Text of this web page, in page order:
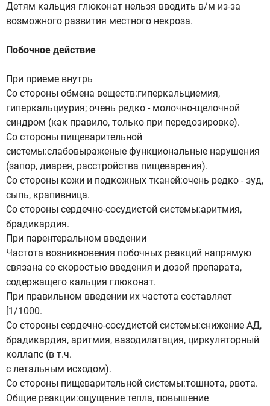
Детям кальция глюконат нельзя вводить в/м из-за
возможного развития местного некроза.
Побочное действие
При приеме внутрь
Со стороны обмена веществ:гиперкальциемия,
гиперкальциурия; очень редко - молочно-щелочной
синдром (как правило, только при передозировке).
Со стороны пищеварительной
системы:слабовыраженые функциональные нарушения
(запор, диарея, расстройства пищеварения).
Со стороны кожи и подкожных тканей:очень редко - зуд,
сыпь, крапивница.
Со стороны сердечно-сосудистой системы:аритмия,
брадикардия.
При парентеральном введении
Частота возникновения побочных реакций напрямую
связана со скоростью введения и дозой препарата,
содержащего кальция глюконат.
При правильном введении их частота составляет
[1/1000.
Со стороны сердечно-сосудистой системы:снижение АД,
брадикардия, аритмия, вазодилатация, циркуляторный
коллапс (в т.ч.
с летальным исходом).
Со стороны пищеварительной системы:тошнота, рвота.
Общие реакции:ощущение тепла, повышение